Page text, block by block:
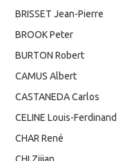
BRISSET Jean-Pierre
BROOK Peter
BURTON Robert
CAMUS Albert
CASTANEDA Carlos
CELINE Louis-Ferdinand
CHAR René
CHI Zijian